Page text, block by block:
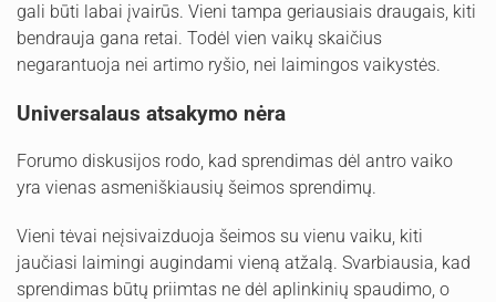
gali būti labai įvairūs. Vieni tampa geriausiais draugais, kiti
bendrauja gana retai. Todėl vien vaikų skaičius
negarantuoja nei artimo ryšio, nei laimingos vaikystės.
Universalaus atsakymo nėra
Forumo diskusijos rodo, kad sprendimas dėl antro vaiko
yra vienas asmeniškiausių šeimos sprendimų.
Vieni tėvai neįsivaizduoja šeimos su vienu vaiku, kiti
jaučiasi laimingi augindami vieną atžalą. Svarbiausia, kad
sprendimas būtų priimtas ne dėl aplinkinių spaudimo, o